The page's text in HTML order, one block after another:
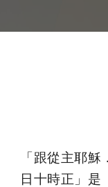
「跟從主耶
日十時正」是